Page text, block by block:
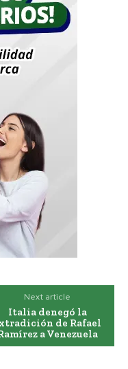
Next article
Italia denegó la
de Rafael
a Venezuela